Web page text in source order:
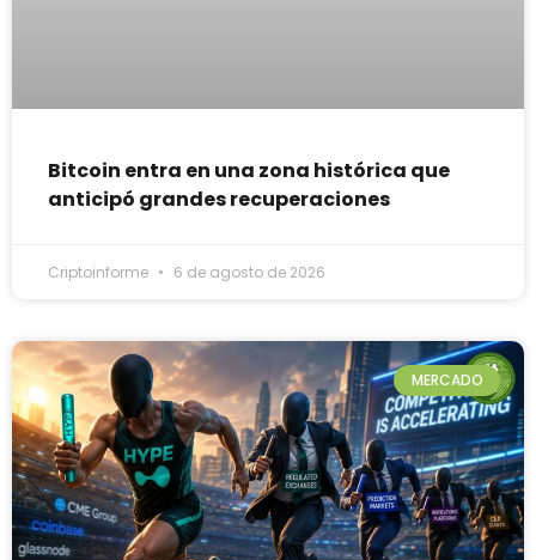
Bitcoin entra en una zona histórica que
anticipó grandes recuperaciones
Criptoinforme 6 de agosto de 2026
MERCADO